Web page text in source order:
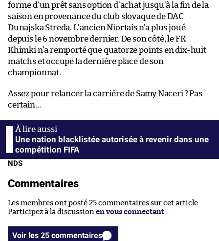
forme d’un prêt sans option d’achat jusqu’à la fin de la
saison en provenance du club slovaque de DAC
Dunajska Streda. L’ancien Niortais n’a plus joué
depuis le 6 novembre dernier. De son côté, le FK
Khimki n’a remporté que quatorze points en dix-huit
matchs et occupe la dernière place de son
championnat.
Assez pour relancer la carrière de Samy Naceri ? Pas
certain…
Une nation blacklistée autorisée à revenir dans une
compétition FIFA
NDS
Commentaires
Les membres ont posté 25 commentaires sur cet article.
Participez à la discussion en vous connectant
Voir les 25 commentaires